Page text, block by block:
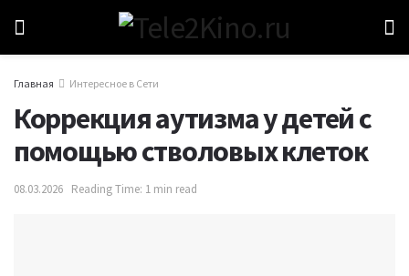
Главная Интересное в Сети
Коррекция аутизма у детей с
помощью стволовых клеток
08.03.2026 Reading Time: 1 min read